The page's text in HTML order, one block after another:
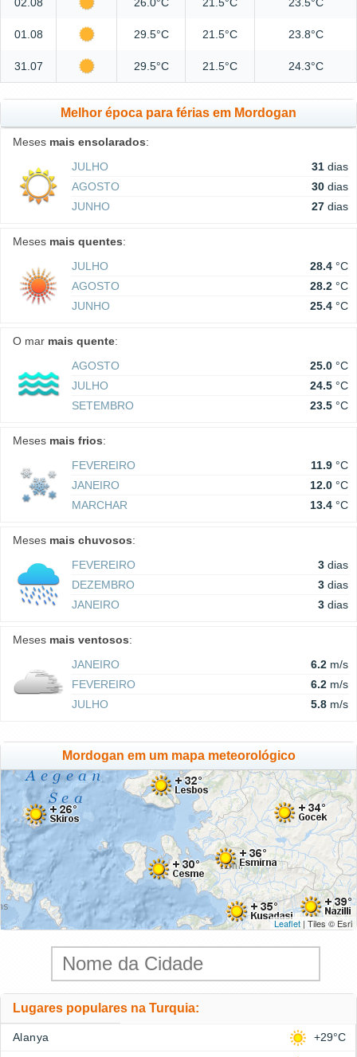
02.08 26.0°C 21.5°C 23.5°C
01.08 29.5°C 21.5°C 23.8°C
31.07 29.5°C 21.5°C 24.3°C
Melhor época para férias em Mordogan
Meses mais ensolarados:
JULHO
31 dias
AGOSTO
30 dias
JUNHO
27 dias
Meses mais quentes:
JULHO
28.4 °C
AGOSTO
28.2 °C
JUNHO
25.4 °C
O mar mais quente:
AGOSTO
25.0 °C
JULHO
24.5 °C
SETEMBRO
23.5 °C
Meses mais frios:
FEVEREIRO
11.9 °C
JANEIRO
12.0 °C
MARCHAR
13.4 °C
Meses mais chuvosos:
FEVEREIRO
3 dias
DEZEMBRO
3 dias
JANEIRO
3 dias
Meses mais ventosos:
JANEIRO
6.2 m/s
FEVEREIRO
6.2 m/s
JULHO
5.8 m/s
Mordogan em um mapa meteorológico
Leaflet | Tiles © Esri
Lugares populares na Turquia:
Alanya +29°C